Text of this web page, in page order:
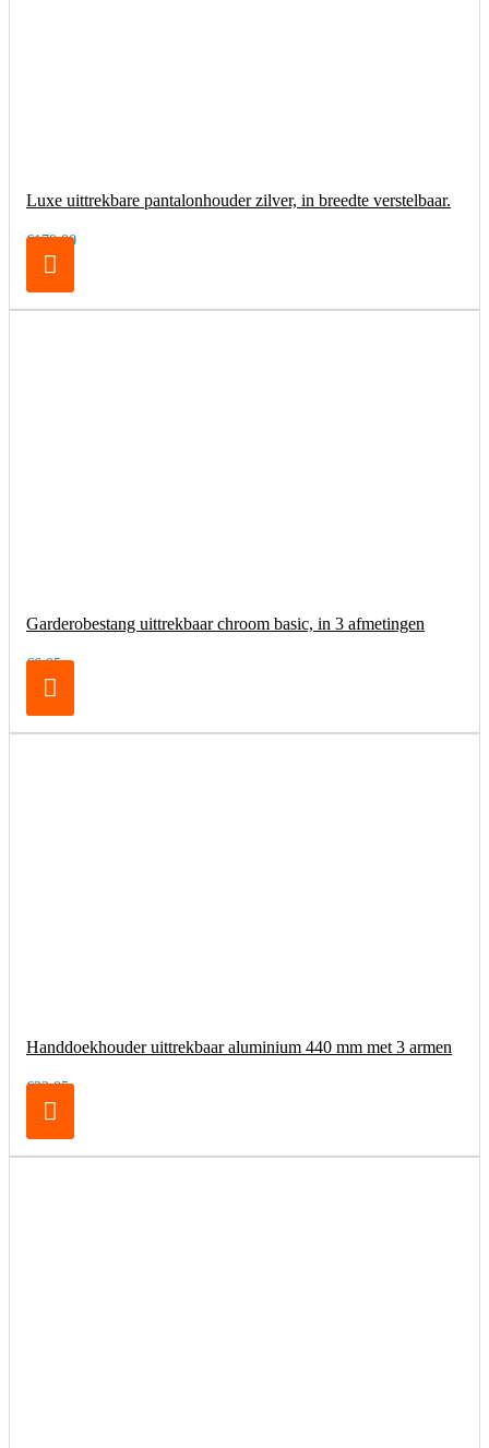
Luxe uittrekbare pantalonhouder zilver, in breedte verstelbaar.
€179,00
Garderobestang uittrekbaar chroom basic, in 3 afmetingen
€6,95
Handdoekhouder uittrekbaar aluminium 440 mm met 3 armen
€32,95